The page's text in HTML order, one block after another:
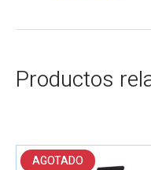
Productos
AGOTADO